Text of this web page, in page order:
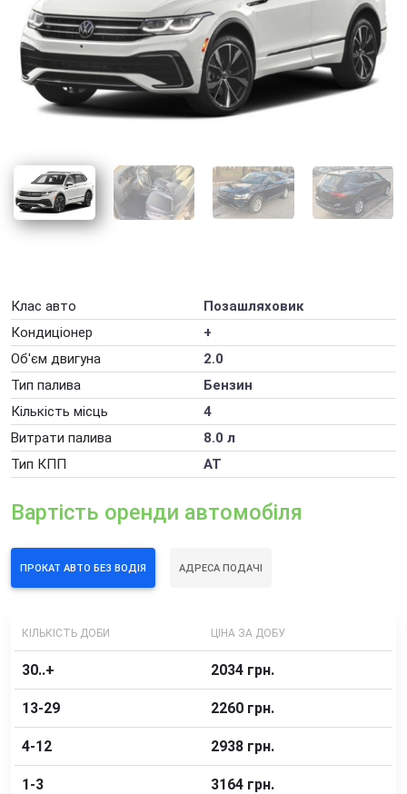
Оренда авто для фотосесії
Оренда авто для юридичних осіб
Оренда авто з ГБО
Оренда авто на весілля
Оренда авто на добу
Оренда авто на захід
Оренда автомобілів на День народження
Оренда електромобіля
Оренда машини на тиждень
Погодинна оренда автомобіля
Додаткові послуги оренди автомобілів
Клас авто
Позашляховик
Кондиціонер
+
Об'єм двигуна
2.0
Тип палива
Бензин
Кількість місць
4
Витрати палива
8.0 л
Тип КПП
AT
Вартість оренди автомобіля
ПРОКАТ АВТО БЕЗ ВОДІЯ АДРЕСА ПОДАЧІ
КІЛЬКІСТЬ ДОБИ ЦІНА ЗА ДОБУ
30..+ 2034 грн.
13-29 2260 грн.
4-12 2938 грн.
1-3 3164 грн.